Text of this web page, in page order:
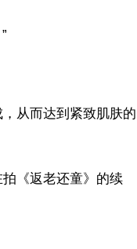
从而达到紧致肌肤的
《返老还童》的续